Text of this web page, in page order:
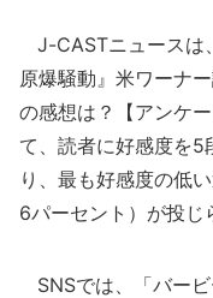
J-CASTニュースは
原爆騒動』米ワーナ
の感想は？【アンケ
て、読者に好感度を5
り、最も好感度の低
6パーセント）が投じ
SNSでは、「バー